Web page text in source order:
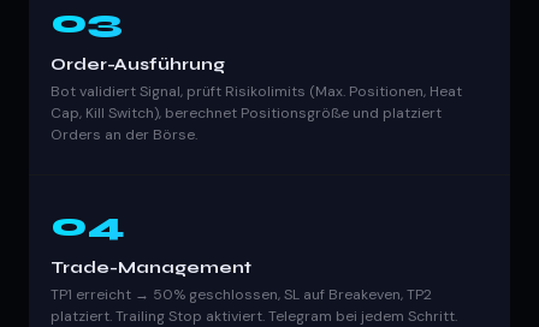
03
Order-Ausführung
Bot validiert Signal, prüft Risikolimits (Max. Positionen, Heat
Cap, Kill Switch), berechnet Positionsgröße und platziert
Orders an der Börse.
04
Trade-Management
TP1 erreicht → 50% geschlossen, SL auf Breakeven, TP2
platziert. Trailing Stop aktiviert. Telegram bei jedem Schritt.